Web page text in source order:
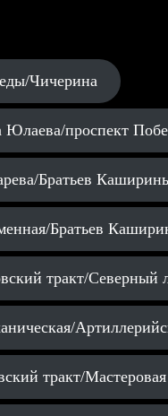
Чичерина
Юлаева/проспект
Братьев
Братьев
тракт/Северный
тракт/Мастеровая